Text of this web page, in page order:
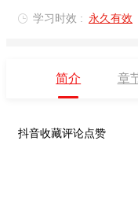
 学习时效 : 永久有效
简介 章
抖音收藏评论点赞